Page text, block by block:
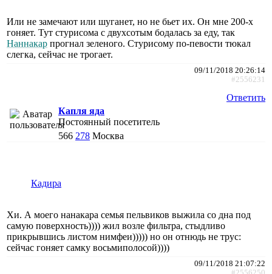
Или не замечают или шуганет, но не бьет их. Он мне 200-х
гоняет. Тут стурисома с двухсотым бодалась за еду, так
Наннакар прогнал зеленого. Стурисому по-певости тюкал
слегка, сейчас не трогает.
09/11/2018 20:26:14
#2556231
Ответить
Капля яда
Постоянный посетитель
566 278 Москва
Кадира
Хи. А моего нанакара семья пельвиков выжила со дна под
самую поверхность)))) жил возле фильтра, стыдливо
прикрывшись листом нимфеи))))) но он отнюдь не трус:
сейчас гоняет самку восьмиполосой))))
09/11/2018 21:07:22